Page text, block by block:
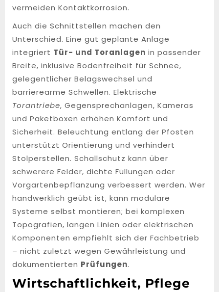
vermeiden Kontaktkorrosion.
Auch die Schnittstellen machen den
Unterschied. Eine gut geplante Anlage
integriert Tür- und Toranlagen in passender
Breite, inklusive Bodenfreiheit für Schnee,
gelegentlicher Belagswechsel und
barrierearme Schwellen. Elektrische
Torantriebe, Gegensprechanlagen, Kameras
und Paketboxen erhöhen Komfort und
Sicherheit. Beleuchtung entlang der Pfosten
unterstützt Orientierung und verhindert
Stolperstellen. Schallschutz kann über
schwerere Felder, dichte Füllungen oder
Vorgartenbepflanzung verbessert werden. Wer
handwerklich geübt ist, kann modulare
Systeme selbst montieren; bei komplexen
Topografien, langen Linien oder elektrischen
Komponenten empfiehlt sich der Fachbetrieb
– nicht zuletzt wegen Gewährleistung und
dokumentierten Prüfungen.
Wirtschaftlichkeit, Pflege